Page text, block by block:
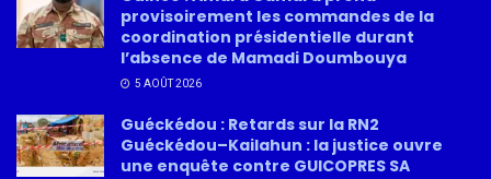
provisoirement les commandes de la
coordination présidentielle durant
l’absence de Mamadi Doumbouya
5 AOÛT 2026
Guéckédou : Retards sur la RN2
Guéckédou–Kailahun : la justice ouvre
une enquête contre GUICOPRES SA